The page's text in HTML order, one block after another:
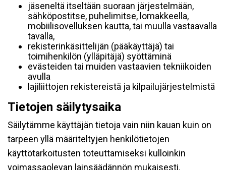
jäseneltä itseltään suoraan järjestelmään,
sähköpostitse, puhelimitse, lomakkeella,
mobiilisovelluksen kautta, tai muulla vastaavalla
tavalla,
rekisterinkäsittelijän (pääkäyttäjä) tai
toimihenkilön (ylläpitäjä) syöttäminä
evästeiden tai muiden vastaavien tekniikoiden
avulla
lajiliittojen rekistereistä ja kilpailujärjestelmistä
Tietojen säilytysaika
Säilytämme käyttäjän tietoja vain niin kauan kuin on
tarpeen yllä määriteltyjen henkilötietojen
käyttötarkoitusten toteuttamiseksi kulloinkin
voimassaolevan lainsäädännön mukaisesti.